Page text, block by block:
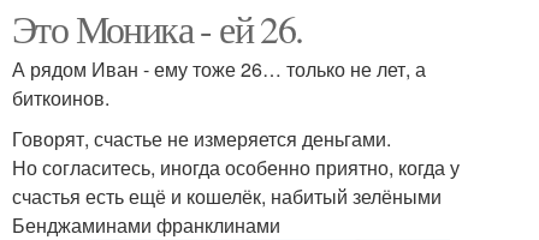
Это Моника - ей 26.
А рядом Иван - ему тоже 26… только не лет, а
биткоинов.
Говорят, счастье не измеряется деньгами.
Но согласитесь, иногда особенно приятно, когда у
счастья есть ещё и кошелёк, набитый зелёными
Бенджаминами франклинами